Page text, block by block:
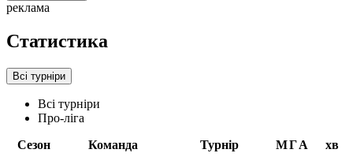
реклама
Статистика
Всі турніри
Всі турніри
Про-ліга
Сезон
Команда Турнір МГА хв